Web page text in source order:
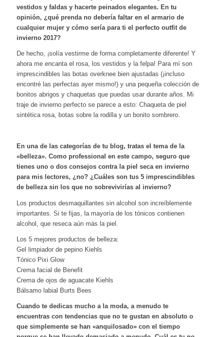
vestidos y faldas y hacerte peinados elegantes. En tu
opinión, ¿qué prenda no debería faltar en el armario de
cualquier mujer y cómo sería para ti el perfecto outfit de
invierno 2017?
De hecho, ¡solía vestirme de forma completamente diferente! Y
ahora me encanta el rosa, los vestidos y la felpa! Para mí son
imprescindibles las botas overknee bien ajustadas (¡incluso
encontré las perfectas ayer mismo!) y una pequeña colección de
bonitos abrigos y chaquetas que puedas usar durante años. Mi
traje de invierno perfecto se parece a esto: Chaqueta de piel
sintética rosa, botas sobre la rodilla y un bonito sombrero.
En una de las categorías de tu blog, tratas el tema de la
«belleza». Como professional en este campo, seguro que
tienes uno o dos consejos contra la piel seca en invierno
para mis lectores, ¿no? ¿Cuáles son tus 5 imprescindibles
de belleza sin los que no sobrevivirías al invierno?
Los productos desmaquillantes sin alcohol son increíblemente
importantes. Si te fijas, la mayoría de los tónicos contienen
alcohol, que reseca aún más la piel.
Los 5 mejores productos de belleza:
Gel limpiador de pepino Kiehls
Tónico Pixi Glow
Crema facial de Benefit
Crema de ojos de aguacate Kiehls
Bálsamo labial Burts Bees
Cuando te dedicas mucho a la moda, a menudo te
encuentras con tendencias que no te gustan en absoluto o
que simplemente se han «anquilosado» con el tiempo